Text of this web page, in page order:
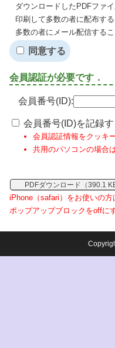
ダウンロードしたPDFファ
印刷して多数の者に配布す
多数の者にメール配信する
同意する
会員認証が必要です．
会員番号(ID):
会員番号(ID)を記録す
会員認証情報をクッキ
共用のパソコンの場合
PDFダウンロード（390.1 KB
iPhone（safari）をお使いの
ポップアップブロックをoffに